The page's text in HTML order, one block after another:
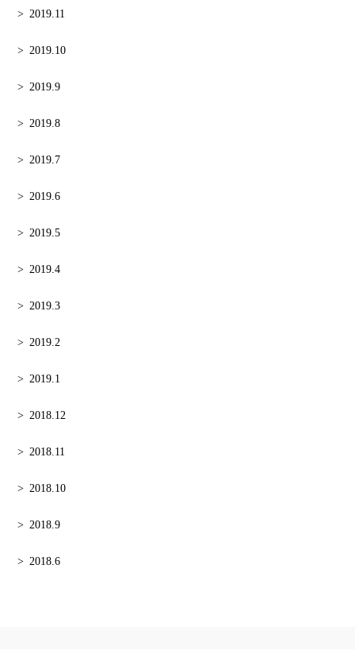
2019.11
2019.10
2019.9
2019.8
2019.7
2019.6
2019.5
2019.4
2019.3
2019.2
2019.1
2018.12
2018.11
2018.10
2018.9
2018.6